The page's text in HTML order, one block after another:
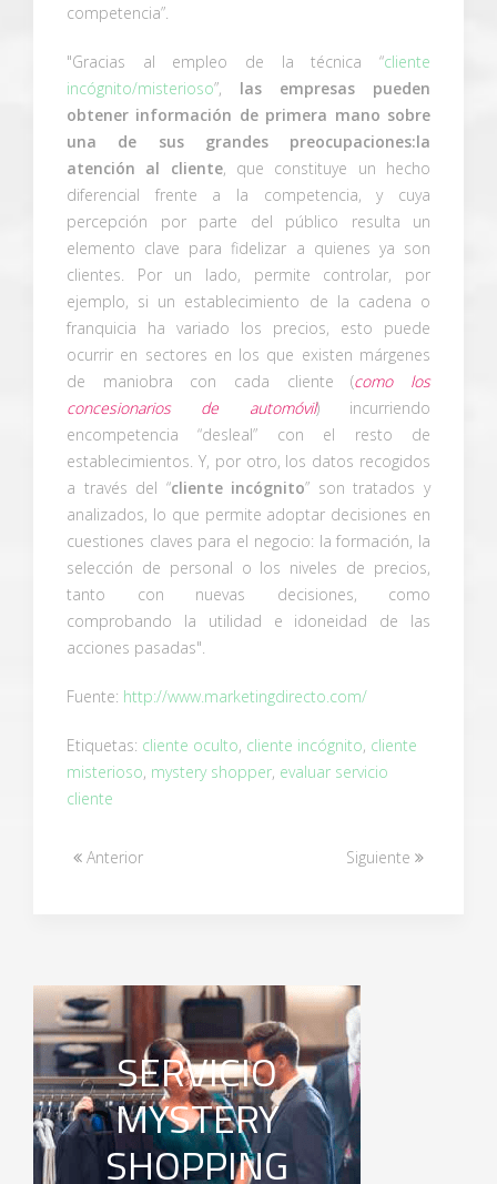
competencia”.
"Gracias al empleo de la técnica “cliente
incógnito/misterioso”, las empresas pueden
obtener información de primera mano sobre
una de sus grandes preocupaciones:la
atención al cliente, que constituye un hecho
diferencial frente a la competencia, y cuya
percepción por parte del público resulta un
elemento clave para fidelizar a quienes ya son
clientes. Por un lado, permite controlar, por
ejemplo, si un establecimiento de la cadena o
franquicia ha variado los precios, esto puede
ocurrir en sectores en los que existen márgenes
de maniobra con cada cliente (como los
concesionarios de automóvil) incurriendo
encompetencia “desleal” con el resto de
establecimientos. Y, por otro, los datos recogidos
a través del “cliente incógnito” son tratados y
analizados, lo que permite adoptar decisiones en
cuestiones claves para el negocio: la formación, la
selección de personal o los niveles de precios,
tanto con nuevas decisiones, como
comprobando la utilidad e idoneidad de las
acciones pasadas".
Fuente: http://www.marketingdirecto.com/
Etiquetas: cliente oculto, cliente incógnito, cliente
misterioso, mystery shopper, evaluar servicio
cliente
Anterior Siguiente
SERVICIO
MYSTERY
SHOPPING